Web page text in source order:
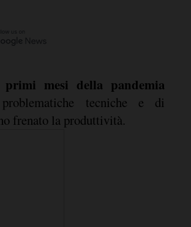
mesi della pandemia
tecniche e di
frenato la produttività.